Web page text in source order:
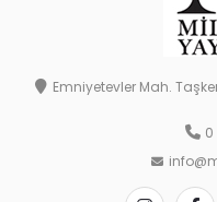
Emniyetevler Mah.
0